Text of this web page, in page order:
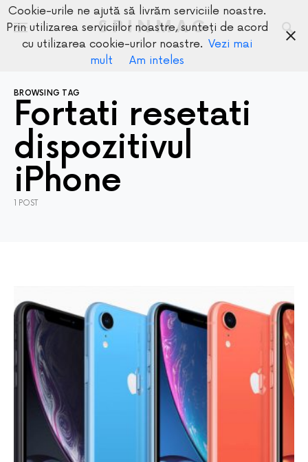
SPINMAG
BROWSING TAG
Fortati resetati
dispozitivul
iPhone
1 POST
Cookie-urile ne ajută să livrăm serviciile noastre.
Prin utilizarea serviciilor noastre, sunteți de acord
cu utilizarea cookie-urilor noastre. Vezi mai
mult
Am inteles